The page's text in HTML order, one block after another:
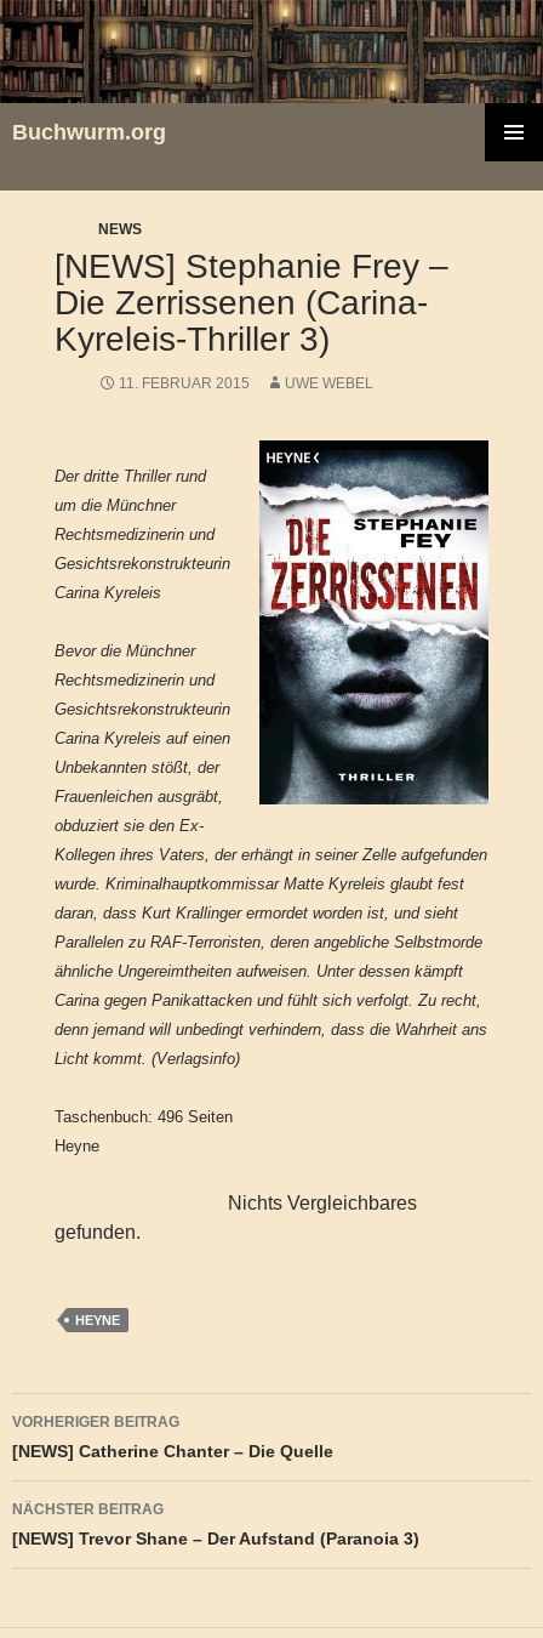
Zum
Inhalt
springen
Buchwurm.org
MENÜ
NEWS
[NEWS] Stephanie Frey –
Die Zerrissenen (Carina-
Kyreleis-Thriller 3)
11. FEBRUAR 2015 UWE WEBEL
Der dritte Thriller rund
um die Münchner
Rechtsmedizinerin und
Gesichtsrekonstrukteurin
Carina Kyreleis
Bevor die Münchner
Rechtsmedizinerin und
Gesichtsrekonstrukteurin
Carina Kyreleis auf einen
Unbekannten stößt, der
Frauenleichen ausgräbt,
obduziert sie den Ex-
Kollegen ihres Vaters, der erhängt in seiner Zelle aufgefunden
wurde. Kriminalhauptkommissar Matte Kyreleis glaubt fest
daran, dass Kurt Krallinger ermordet worden ist, und sieht
Parallelen zu RAF-Terroristen, deren angebliche Selbstmorde
ähnliche Ungereimtheiten aufweisen. Unter dessen kämpft
Carina gegen Panikattacken und fühlt sich verfolgt. Zu recht,
denn jemand will unbedingt verhindern, dass die Wahrheit ans
Licht kommt. (Verlagsinfo)
Taschenbuch: 496 Seiten
Heyne
Nichts Vergleichbares
gefunden.
HEYNE
Beitragsnavigation
VORHERIGER BEITRAG
[NEWS] Catherine Chanter – Die Quelle
NÄCHSTER BEITRAG
[NEWS] Trevor Shane – Der Aufstand (Paranoia 3)